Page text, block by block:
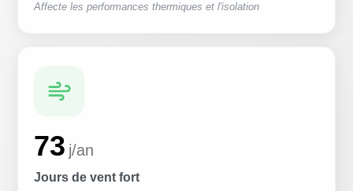
Affecte les performances thermiques et l'isolation
73 j/an
Jours de vent fort